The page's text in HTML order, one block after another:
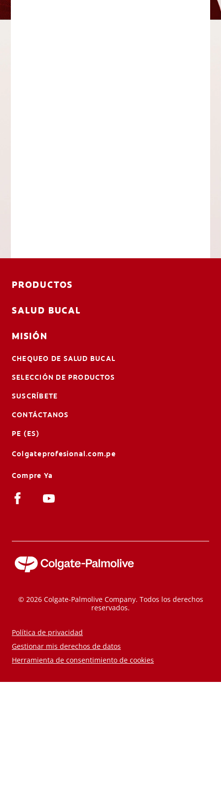
PRODUCTOS
SALUD BUCAL
MISIÓN
CHEQUEO DE SALUD BUCAL
SELECCIÓN DE PRODUCTOS
SUSCRÍBETE
CONTÁCTANOS
PE (ES)
Colgateprofesional.com.pe
Compre Ya
© 2026 Colgate-Palmolive Company. Todos los derechos
reservados.
Política de privacidad
Gestionar mis derechos de datos
Herramienta de consentimiento de cookies